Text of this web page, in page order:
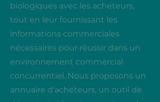
biologiques avec les acheteurs,
tout en leur fournissant les
informations commerciales
nécessaires pour réussir dans un
environnement commercial
concurrentiel. Nous proposons un
annuaire d'acheteurs, un outil de